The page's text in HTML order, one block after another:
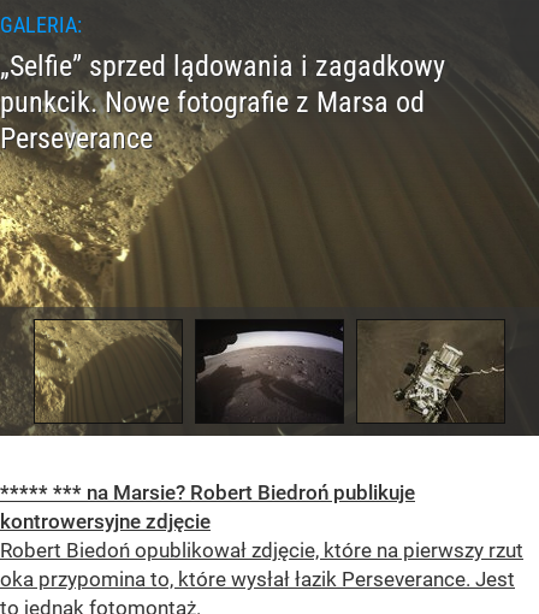
***** *** na Marsie? Robert Biedroń publikuje
kontrowersyjne zdjęcie
Robert Biedoń opublikował zdjęcie, które na pierwszy rzut
oka przypomina to, które wysłał łazik Perseverance. Jest
to jednak fotomontaż.